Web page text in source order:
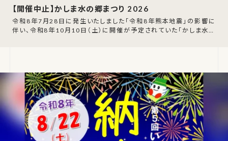
【開催中止】かしま水の郷まつり 2026
令和8年7月28日に発生いたしました「令和8年熊本地震」の影響に
伴い、令和8年10月10日（土）に開催が予定されていた「かしま水の